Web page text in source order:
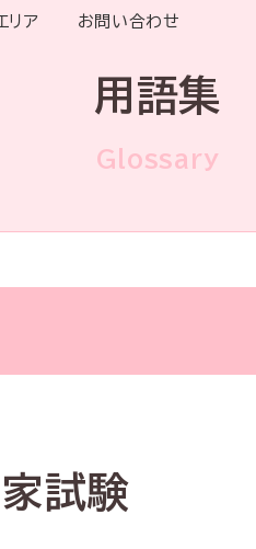
リア お問い合わせ
用語集
Glossary
試験